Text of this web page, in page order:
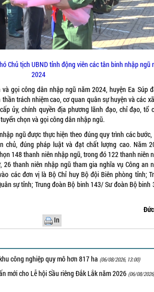
Chủ tịch UBND tỉnh động viên các tân binh nhập ngũ
2024
gọi công dân nhập ngũ năm 2024, huyện Ea Súp
trách nhiệm cao, cơ quan quân sự huyện và các
ủy, chính quyền địa phương lãnh đạo, chỉ đạo, tổ
chọn và gọi công dân nhập ngũ.
ngũ được thực hiện theo đúng quy trình các bước,
chủ, đúng pháp luật và đạt chất lượng cao. Năm
148 thanh niên nhập ngũ, trong đó 122 thanh niên
26 thanh niên nhập ngũ tham gia nghĩa vụ Công an
các đơn vị là Bộ Chỉ huy Bộ đội Biên phòng tỉnh;
sự tỉnh; Trung đoàn Bộ binh 143/ Sư đoàn Bộ binh
In
công nghiệp quy mô hơn 817 ha (06/08/2026, 13:00)
mới cho Lễ hội Sầu riêng Đắk Lắk năm 2026 (06/08/2026,